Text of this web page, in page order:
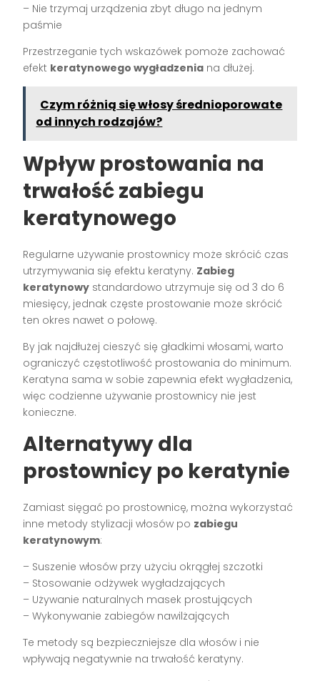
– Nie trzymaj urządzenia zbyt długo na jednym
paśmie
Przestrzeganie tych wskazówek pomoże zachować
efekt keratynowego wygładzenia na dłużej.
Czym różnią się włosy średnioporowate
od innych rodzajów?
Wpływ prostowania na
trwałość zabiegu
keratynowego
Regularne używanie prostownicy może skrócić czas
utrzymywania się efektu keratyny. Zabieg
keratynowy standardowo utrzymuje się od 3 do 6
miesięcy, jednak częste prostowanie może skrócić
ten okres nawet o połowę.
By jak najdłużej cieszyć się gładkimi włosami, warto
ograniczyć częstotliwość prostowania do minimum.
Keratyna sama w sobie zapewnia efekt wygładzenia,
więc codzienne używanie prostownicy nie jest
konieczne.
Alternatywy dla
prostownicy po keratynie
Zamiast sięgać po prostownicę, można wykorzystać
inne metody stylizacji włosów po zabiegu
keratynowym:
– Suszenie włosów przy użyciu okrągłej szczotki
– Stosowanie odżywek wygładzających
– Używanie naturalnych masek prostujących
– Wykonywanie zabiegów nawilżających
Te metody są bezpieczniejsze dla włosów i nie
wpływają negatywnie na trwałość keratyny.